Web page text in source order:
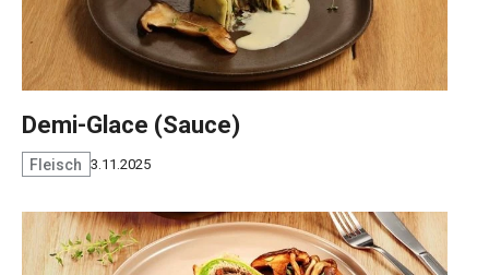
Demi-Glace (Sauce)
Fleisch 3.11.2025